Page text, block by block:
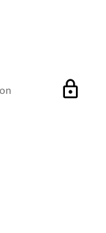
lock